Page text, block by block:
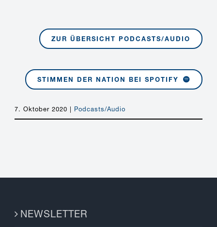
ZUR ÜBERSICHT PODCASTS/AUDIO
STIMMEN DER NATION BEI SPOTIFY
7. Oktober 2020 | Podcasts/Audio
NEWSLETTER